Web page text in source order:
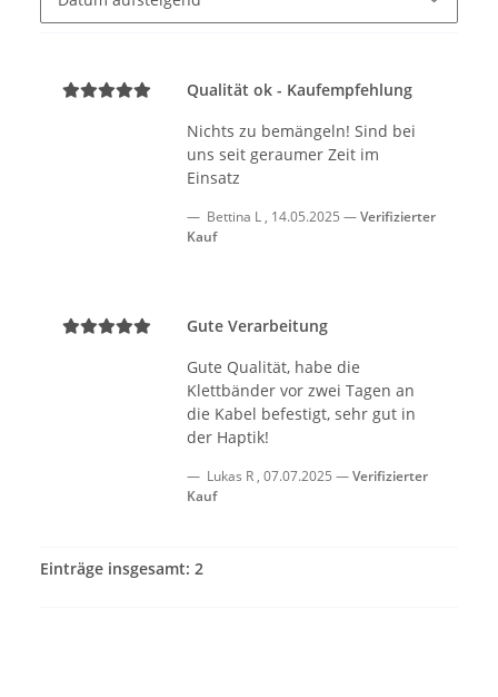
Qualität ok - Kaufempfehlung
Nichts zu bemängeln! Sind bei
uns seit geraumer Zeit im
Einsatz
Bettina L , 14.05.2025
Verifizierter
Kauf
Gute Verarbeitung
Gute Qualität, habe die
Klettbänder vor zwei Tagen an
die Kabel befestigt, sehr gut in
der Haptik!
Lukas R , 07.07.2025
Verifizierter
Kauf
Einträge insgesamt: 2